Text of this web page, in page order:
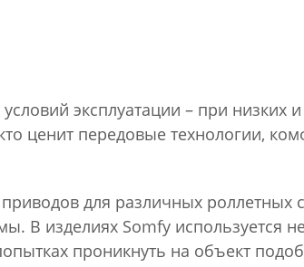
эксплуатации – при
ценит передовые технологии,
для различных роллетных
В изделиях Somfy используется
проникнуть на объект